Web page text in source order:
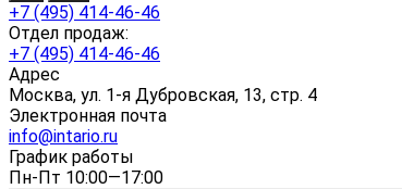
+7 (495) 414-46-46
Отдел продаж:
+7 (495) 414-46-46
Адрес
Москва, ул. 1-я Дубровская, 13, стр. 4
Электронная почта
info@intario.ru
График работы
Пн-Пт 10:00—17:00